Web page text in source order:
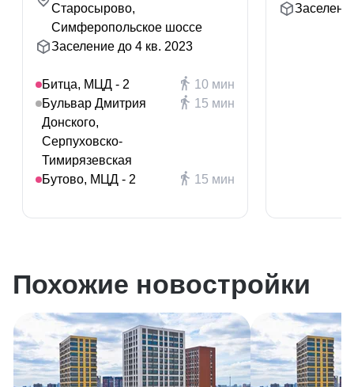
Старосырово,
Симферопольское шоссе
Заселение до 4 кв. 2023
Битца, МЦД - 2
10 мин
Бульвар Дмитрия
Донского,
Серпуховско-
Тимирязевская
15 мин
Бутово, МЦД - 2 15 мин
Похожие новостройки